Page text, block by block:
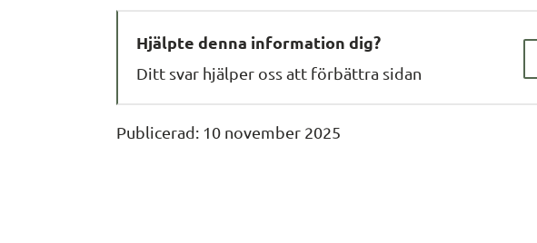
Hjälpte denna information dig?
Ditt svar hjälper oss att förbättra sidan
Publicerad: 10 november 2025